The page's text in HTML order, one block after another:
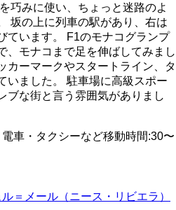
巧みに使い、ちょっと迷路のよ
坂の上に列車の駅があり、右は
ています。 F1のモナコグランプ
、モナコまで足を伸ばしてみまし
カーマークやスタートライン、タ
いました。 駐車場に高級スポー
ブな街と言う雰囲気がありまし
車・タクシーなど移動時間:30〜
＝メール（ニース・リビエラ）